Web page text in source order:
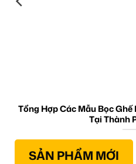
Tổng Hợp Các Mẫu Bọc
Tại Thành
SẢN PHẨM MỚI